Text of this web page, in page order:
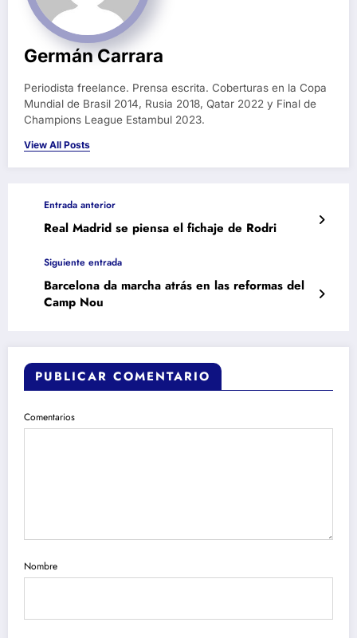
Germán Carrara
Periodista freelance. Prensa escrita. Coberturas en la Copa
Mundial de Brasil 2014, Rusia 2018, Qatar 2022 y Final de
Champions League Estambul 2023.
View All Posts
Entrada anterior
Real Madrid se piensa el fichaje de Rodri
Siguiente entrada
Barcelona da marcha atrás en las reformas del
Camp Nou
PUBLICAR COMENTARIO
Comentarios
Nombre